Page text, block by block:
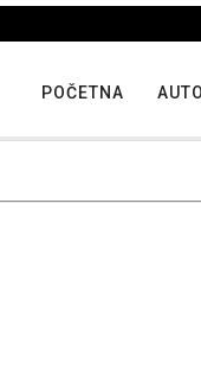
POČETNA AUTO